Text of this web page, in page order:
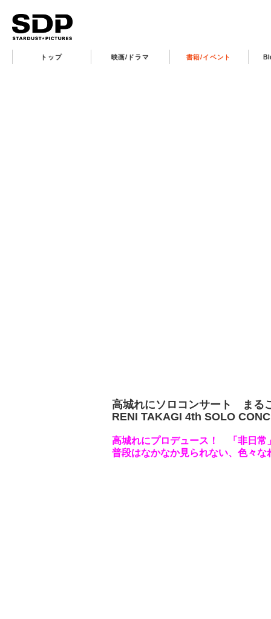
トップ 映画/ドラマ 書籍/イベント
高城れにソロコンサート まる
RENI TAKAGI 4th SOLO
高城れにプロデュース！ 「非日
普段はなかなか見られない、色々